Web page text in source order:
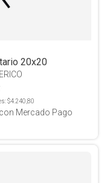
20x20
$4.240,80
con Mercado Pago